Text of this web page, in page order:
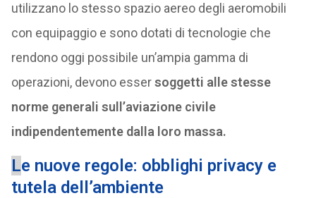
utilizzano lo stesso spazio aereo degli aeromobili
con equipaggio e sono dotati di tecnologie che
rendono oggi possibile un’ampia gamma di
operazioni, devono essersoggetti alle stesse
norme generali sull’aviazione civile
indipendentemente dalla loro massa.
Le nuove regole: obblighi privacy e
tutela dell’ambiente